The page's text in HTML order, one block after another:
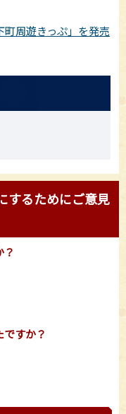
周遊きっぷ」を発売
するためにご意見
すか？